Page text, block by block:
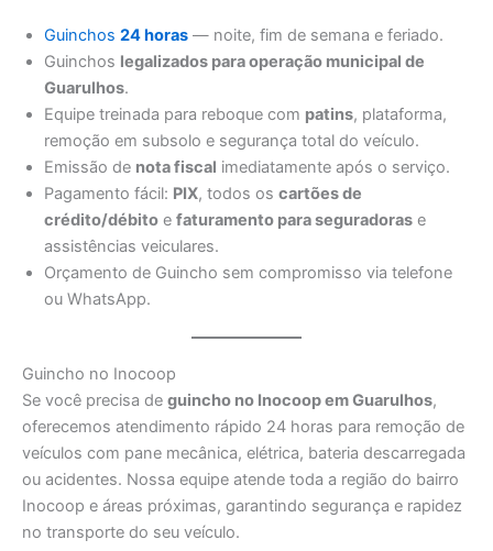
Guinchos 24 horas — noite, fim de semana e feriado.
Guinchos legalizados para operação municipal de
Guarulhos.
Equipe treinada para reboque com patins, plataforma,
remoção em subsolo e segurança total do veículo.
Emissão de nota fiscal imediatamente após o serviço.
Pagamento fácil: PIX, todos os cartões de
crédito/débito e faturamento para seguradoras e
assistências veiculares.
Orçamento de Guincho sem compromisso via telefone
ou WhatsApp.
Guincho no Inocoop
Se você precisa de guincho no Inocoop em Guarulhos,
oferecemos atendimento rápido 24 horas para remoção de
veículos com pane mecânica, elétrica, bateria descarregada
ou acidentes. Nossa equipe atende toda a região do bairro
Inocoop e áreas próximas, garantindo segurança e rapidez
no transporte do seu veículo.